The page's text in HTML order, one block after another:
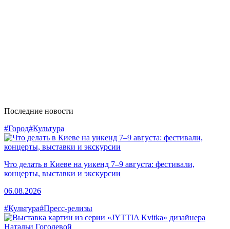
Последние новости
#Город#Культура
Что делать в Киеве на уикенд 7–9 августа: фестивали,
концерты, выставки и экскурсии
06.08.2026
#Культура#Пресс-релизы